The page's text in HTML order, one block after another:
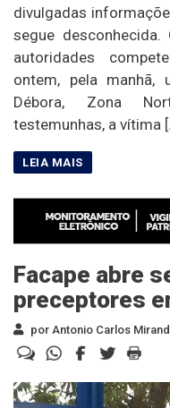
divulgadas
segue
autoridades
ontem, pela
Débora, Zona
testemunhas, a vítima
Facape abre
preceptores
por Antonio Carlos